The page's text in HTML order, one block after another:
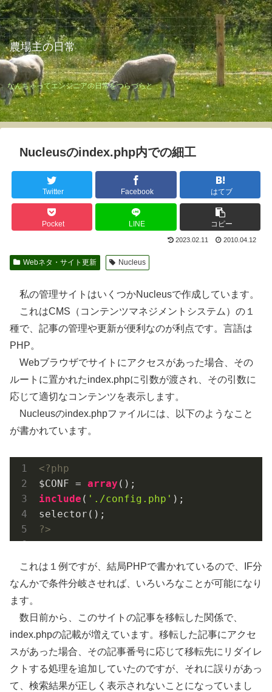
農場主の日常
なんちゃってエンジニアの日常をつらづらと
Nucleusのindex.php内での細工
Twitter Facebook はてブ
Pocket LINE コピー
2023.02.11 2010.04.12
Webネタ・サイト更新 Nucleus
私の管理サイトはいくつかNucleusで作成しています。
これはCMS（コンテンツマネジメントシステム）の１
種で、記事の管理や更新が便利なのが利点です。言語は
PHP。
Webブラウザでサイトにアクセスがあった場合、その
ルートに置かれたindex.phpに引数が渡され、その引数に
応じて適切なコンテンツを表示します。
Nucleusのindex.phpファイルには、以下のようなこと
が書かれています。
<?php
$CONF = array
include ( './config.php' );
?>
これは１例ですが、結局PHPで書かれているので、IF分
なんかで条件分岐させれば、いろいろなことが可能になり
ます。
数日前から、このサイトの記事を移転した関係で、
index.phpの記載が増えています。移転した記事にアクセ
スがあった場合、その記事番号に応じて移転先にリダイレ
クトする処理を追加していたのですが、それに誤りがあっ
て、検索結果が正しく表示されないことになっていまし